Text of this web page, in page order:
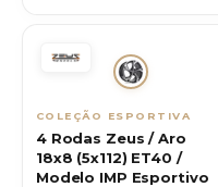
COLEÇÃO ESPORTIVA
4 Rodas Zeus / Aro
18x8 (5x112) ET40 /
Modelo IMP Esportivo